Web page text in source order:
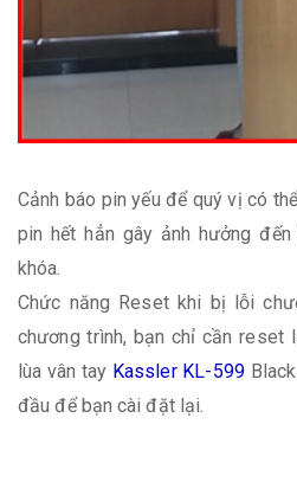
Cảnh báo pin yếu để quý vị có
pin hết hẳn gây ảnh hưởng
khóa.
Chức năng Reset khi bị lỗi
chương trình, bạn chỉ cần
lùa vân tay Kassler KL-599Black
đầu để bạn cài đặt lại.